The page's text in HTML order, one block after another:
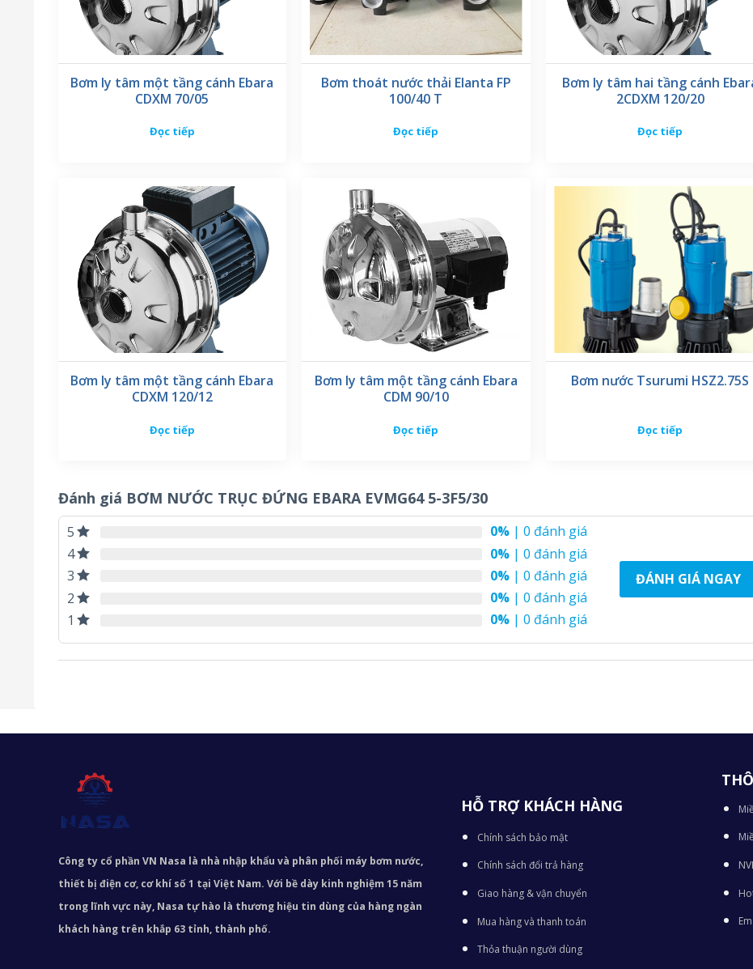
Bơm ly tâm một tầng cánh Ebara
CDXM 70/05
Đọc tiếp
Bơm thoát nước thải Elanta FP
100/40 T
Đọc tiếp
Bơm ly tâm hai tầng cánh
2CDXM 120/20
Đọc tiếp
Bơm ly tâm một tầng cánh Ebara
CDXM 120/12
Đọc tiếp
Bơm ly tâm một tầng cánh Ebara
CDM 90/10
Đọc tiếp
Bơm nước Tsurumi HSZ2.75S
Đọc tiếp
Đánh giá BƠM NƯỚC TRỤC ĐỨNG EBARA EVMG64 5-3F5/30
5 0% | 0 đánh giá
4
0% | 0 đánh giá
3
0% | 0 đánh giá
2
0% | 0 đánh giá
1
0% | 0 đánh giá
ĐÁNH GIÁ NGAY
Công ty cổ phần VN Nasa là nhà nhập khẩu và phân phối máy bơm nước,
thiết bị điện cơ, cơ khí số 1 tại Việt Nam. Với bề dày kinh nghiệm 15 năm
trong lĩnh vực này, Nasa tự hào là thương hiệu tin dùng của hàng ngàn
khách hàng trên khắp 63 tỉnh, thành phố.
HỖ TRỢ KHÁCH HÀNG
Chính sách bảo mật
Chính sách đổi trả hàng
Giao hàng & vận chuyển
Mua hàng và thanh toán
Thỏa thuận người dùng